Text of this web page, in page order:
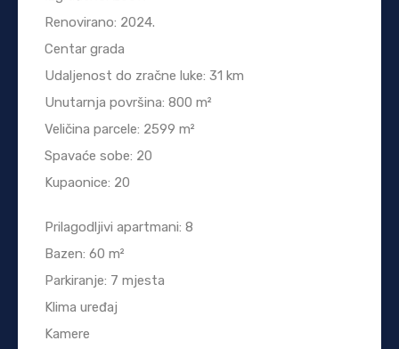
Renovirano: 2024.
Centar grada
Udaljenost do zračne luke: 31 km
Unutarnja površina: 800 m²
Veličina parcele: 2599 m²
Spavaće sobe: 20
Kupaonice: 20
Prilagodljivi apartmani: 8
Bazen: 60 m²
Parkiranje: 7 mjesta
Klima uređaj
Kamere